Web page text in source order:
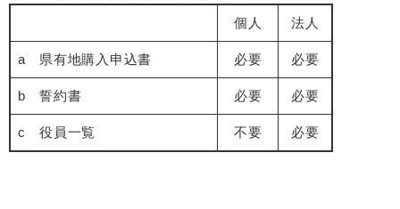
個人 法人
a 県有地購入申込書 必要 必要
b 誓約書 必要 必要
c 役員一覧 不要 必要